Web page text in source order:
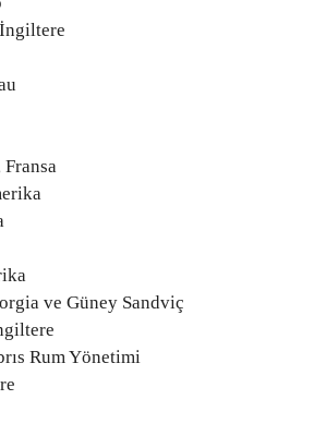
ve Güney Sandviç
Rum Yönetimi